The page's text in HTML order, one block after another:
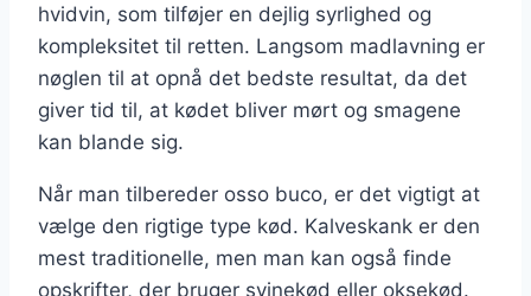
hvidvin, som tilføjer en dejlig syrlighed og
kompleksitet til retten. Langsom madlavning er
nøglen til at opnå det bedste resultat, da det
giver tid til, at kødet bliver mørt og smagene
kan blande sig.
Når man tilbereder osso buco, er det vigtigt at
vælge den rigtige type kød. Kalveskank er den
mest traditionelle, men man kan også finde
opskrifter, der bruger svinekød eller oksekød.